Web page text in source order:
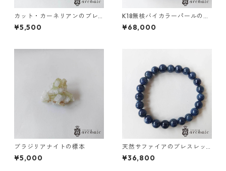
カット・カーネリアンのブレ
スレット（7.5mm）
¥5,500
K18無核バイカラーパールのリ
ング（11.5号）
¥68,000
ブラジリアナイトの標本
¥5,000
天然サファイアのブレスレッ
ト(8mm)
¥36,800